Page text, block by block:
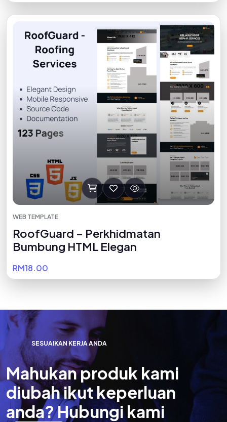
WEB TEMPLATE
RoofGuard – Perkhidmatan
Bumbung HTML Elegan
RM18.00
SESUAIKAN KERJA ANDA
Mahukanproduk kami
diubahikutkeperluan
anda?Hubungi kami